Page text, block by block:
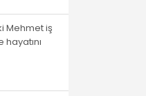
Mehmet iş